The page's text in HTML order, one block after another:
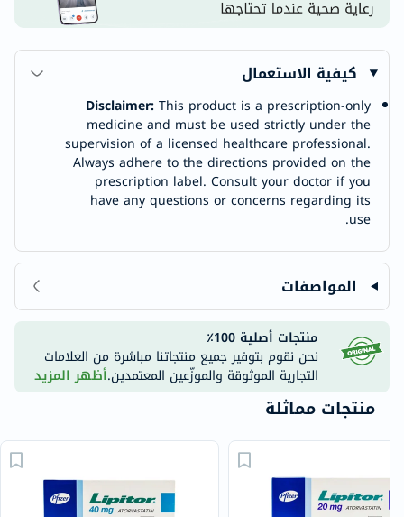
كيفية الاستعمال
Disclaimer:This product is a prescription-only
medicine and must be used strictly under the
supervision of a licensed healthcare professional.
Always adhere to the directions provided on the
prescription label. Consult your doctor if you
have any questions or concerns regarding its
use.
المواصفات
منتجات أصلية 100٪
نحن نقوم بتوفير جميع منتجاتنا مباشرة من العلامات
التجارية الموثوقة والموزّعين المعتمدين.أظهر المزيد
منتجات مماثلة